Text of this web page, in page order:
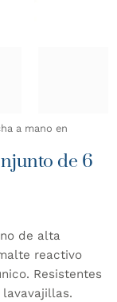
a mano en
de 6
de alta
reactivo
Resistentes